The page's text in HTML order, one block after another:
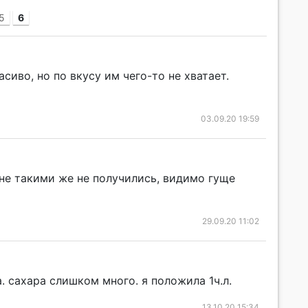
6
но по вкусу им чего-то не хватает.
03.09.20 19:59
такими же не получились, видимо гуще
29.09.20 11:02
сахара слишком много. я положила 1ч.л.